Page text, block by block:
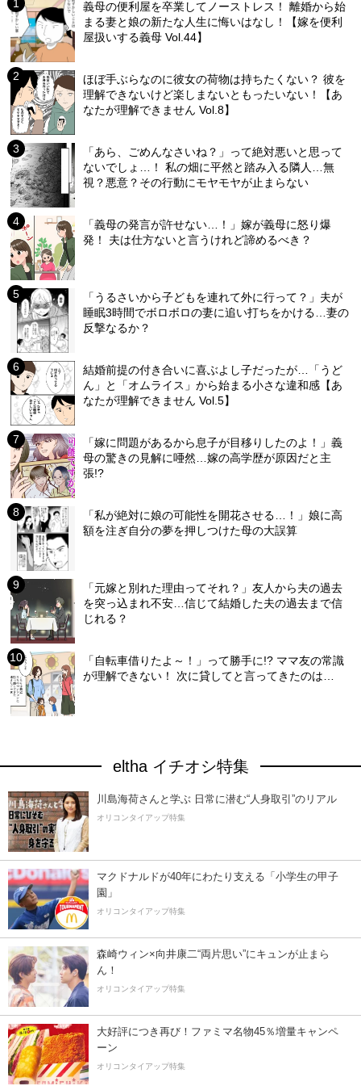
義母の便利屋を卒業してノーストレス！ 離婚から始
まる妻と娘の新たな人生に悔いはなし！【嫁を便利
屋扱いする義母 Vol.44】
ほぼ手ぶらなのに彼女の荷物は持ちたくない？ 彼を
理解できないけど楽しまないともったいない！【あ
なたが理解できません Vol.8】
「あら、ごめんなさいね？」って絶対悪いと思って
ないでしょ…！ 私の畑に平然と踏み入る隣人…無
視？悪意？その行動にモヤモヤが止まらない
「義母の発言が許せない…！」嫁が義母に怒り爆
発！ 夫は仕方ないと言うけれど諦めるべき？
「うるさいから子どもを連れて外に行って？」夫が
睡眠3時間でボロボロの妻に追い打ちをかける…妻の
反撃なるか？
結婚前提の付き合いに喜ぶよし子だったが…「うど
ん」と「オムライス」から始まる小さな違和感【あ
なたが理解できません Vol.5】
「嫁に問題があるから息子が目移りしたのよ！」義
母の驚きの見解に唖然…嫁の高学歴が原因だと主
張!?
「私が絶対に娘の可能性を開花させる…！」娘に高
額を注ぎ自分の夢を押しつけた母の大誤算
「元嫁と別れた理由ってそれ？」友人から夫の過去
を突っ込まれ不安…信じて結婚した夫の過去まで信
じれる？
「自転車借りたよ～！」って勝手に!? ママ友の常識
が理解できない！ 次に貸してと言ってきたのは…
eltha イチオシ特集
川島海荷さんと学ぶ 日常に潜む“人身取引”のリアル
オリコンタイアップ特集
マクドナルドが40年にわたり支える「小学生の甲子
園」
オリコンタイアップ特集
森崎ウィン×向井康二“両片思い”にキュンが止まら
ん！
オリコンタイアップ特集
大好評につき再び！ファミマ名物45％増量キャンペ
ーン
オリコンタイアップ特集